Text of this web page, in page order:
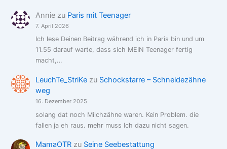
Anniezu Paris mit Teenager
7. April 2026
Ich lese Deinen Beitrag während ich in Paris bin und um
11.55 darauf warte, dass sich MEIN Teenager fertig
macht,…
LeuchTe_StriKezu Schockstarre – Schneidezähne
weg
16. Dezember 2025
solang dat noch Milchzähne waren. Kein Problem. die
fallen ja eh raus. mehr muss Ich dazu nicht sagen.
MamaOTRzu Seine Seebestattung